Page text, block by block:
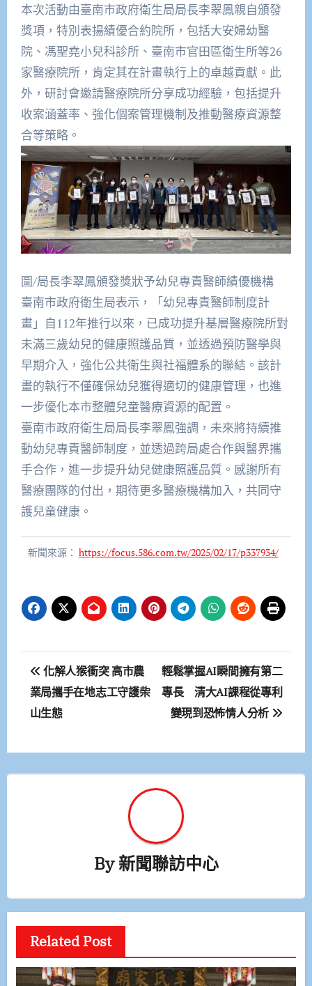
本次活動由臺南市政府衛生局局長李翠鳳親自頒發
獎項，特別表揚績優合約院所，包括大安婦幼醫
院、馮聖堯小兒科診所、臺南市官田區衛生所等26
家醫療院所，肯定其在計畫執行上的卓越貢獻。此
外，研討會邀請醫療院所分享成功經驗，包括提升
收案涵蓋率、強化個案管理機制及推動醫療資源整
合等策略。
圖/局長李翠鳳頒發獎狀予幼兒專責醫師績優機構
臺南市政府衛生局表示，「幼兒專責醫師制度計
畫」自112年推行以來，已成功提升基層醫療院所對
未滿三歲幼兒的健康照護品質，並透過預防醫學與
早期介入，強化公共衛生與社福體系的聯結。該計
畫的執行不僅確保幼兒獲得適切的健康管理，也進
一步優化本市整體兒童醫療資源的配置。
臺南市政府衛生局局長李翠鳳強調，未來將持續推
動幼兒專責醫師制度，並透過跨局處合作與醫界攜
手合作，進一步提升幼兒健康照護品質。感謝所有
醫療團隊的付出，期待更多醫療機構加入，共同守
護兒童健康。
新聞來源： https://focus.586.com.tw/2025/02/17/p337934/
文
章
導
覽
化解人猴衝突 高市農
業局攜手在地志工守護柴
山生態
輕鬆掌握AI瞬間擁有第二
專長 清大AI課程從專利
變現到恐怖情人分析
By新聞聯訪中心
Related Post